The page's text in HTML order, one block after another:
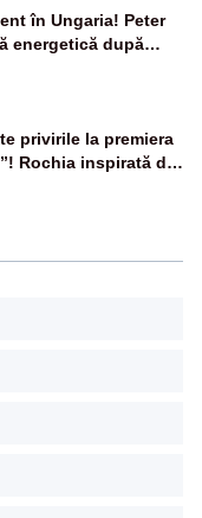
în Ungaria! Peter
energetică după
Paks
privirile la premiera
Rochia inspirată de
făcut senzație